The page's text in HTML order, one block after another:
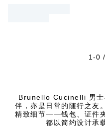
1-0
Brunello Cucinelli 男士
伴，亦是日常的随行之友
精致细节——钱包、证件
都以简约设计承